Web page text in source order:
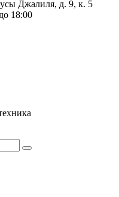
Джалиля, д. 9, к. 5
18:00